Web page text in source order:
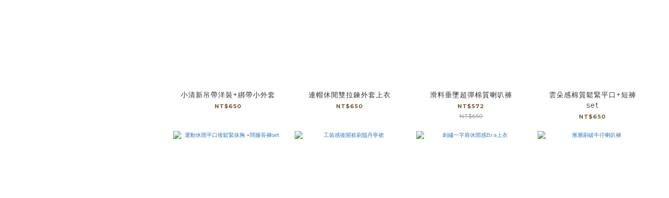
小清新吊帶洋裝+綁帶小外套
NT$650
連帽休閒雙拉鍊外套上衣
NT$650
滑料垂墜超彈棉質喇叭褲
NT$572
NT$650
雲朵感棉質鬆緊平口+短褲
set
NT$650